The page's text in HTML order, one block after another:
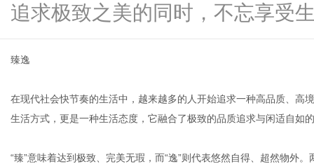
追求极致之美的同时，不忘享受
臻逸
在现代社会快节奏的生活中，越来越多的人开始追求一种高品质、高
生活方式，更是一种生活态度，它融合了极致的品质追求与闲适自如
“臻”意味着达到极致、完美无瑕，而“逸”则代表悠然自得、超然物外